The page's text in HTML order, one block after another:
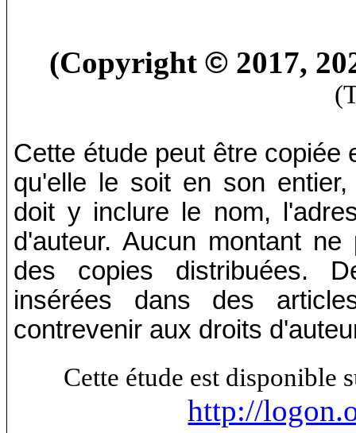
(Copyright© 2017,
Cette étude peut être copiée
qu'elle le soit en son
doit y inclure le nom,
d'auteur. Aucun montant
des copies distribuées.
insérées dans des
contrevenir aux droits
Cette étude est disponible
http://